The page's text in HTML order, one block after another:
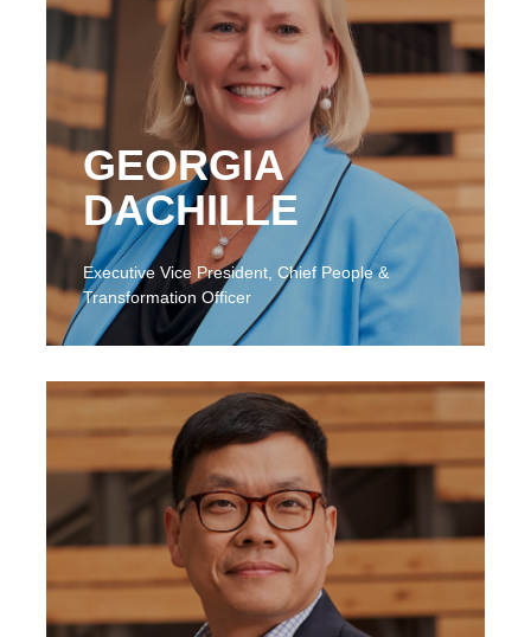
GEORGIA
DACHILLE
Executive Vice President, Chief People &
Transformation Officer